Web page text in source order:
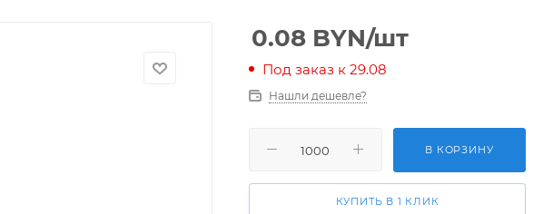
0.08 BYN/шт
Под заказ к 29.08
Нашли дешевле?
В КОРЗИНУ
КУПИТЬ В 1 КЛИК